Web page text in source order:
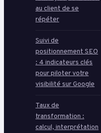
au client de se
répéter
Suivi de
positionnement SEO
: 4 indicateurs clés
pour piloter votre
visibilité sur Google
Taux de
transformation :
calcul, interprétation